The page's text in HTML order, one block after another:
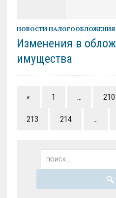
НОВОСТИ НАЛОГООБЛОЖЕНИЯ
Изменения в
имущества
« 1 … 210
213 214 …